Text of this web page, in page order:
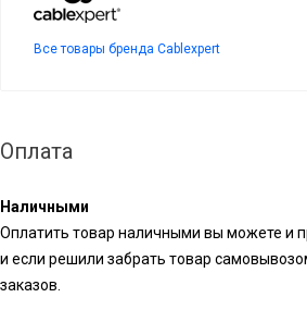
Все товары бренда Cablexpert
Оплата
Наличными
Оплатить товар наличными вы можете и
и если решили забрать товар
заказов.